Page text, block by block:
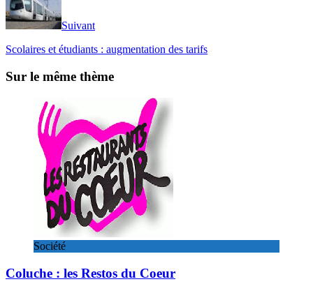
Suivant
Scolaires et étudiants : augmentation des tarifs
Sur le même thème
Société
Coluche : les Restos du Coeur